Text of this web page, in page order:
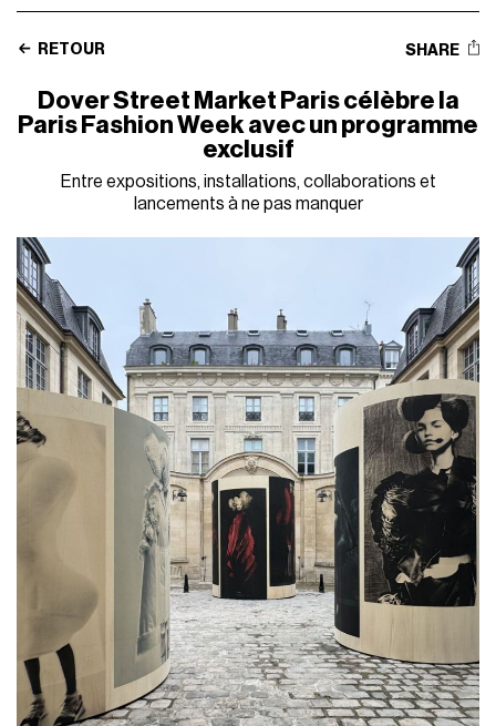
RETOUR SHARE
Dover Street Market Paris célèbre la
Paris Fashion Week avec un programme
exclusif
Entre expositions, installations, collaborations et
lancements à ne pas manquer